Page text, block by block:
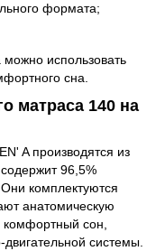
формата;
использовать
сна.
матраса 140 на
A производятся из
96,5%
комплектуются
анатомическую
сон,
системы.